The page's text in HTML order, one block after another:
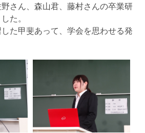
さん、森山君、藤村さんの卒業研
た。
た甲斐あって、学会を思わせる発